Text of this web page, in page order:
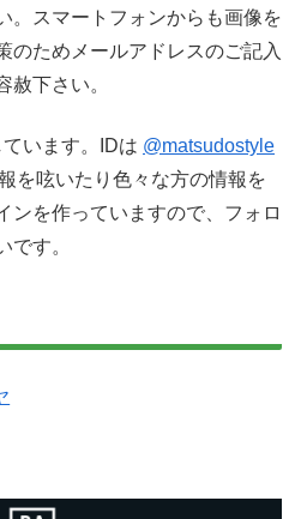
。スマートフォンからも画像を
のためメールアドレスのご記入
赦下さい。
います。IDは @matsudostyle
を呟いたり色々な方の情報を
ンを作っていますので、フォロ
です。